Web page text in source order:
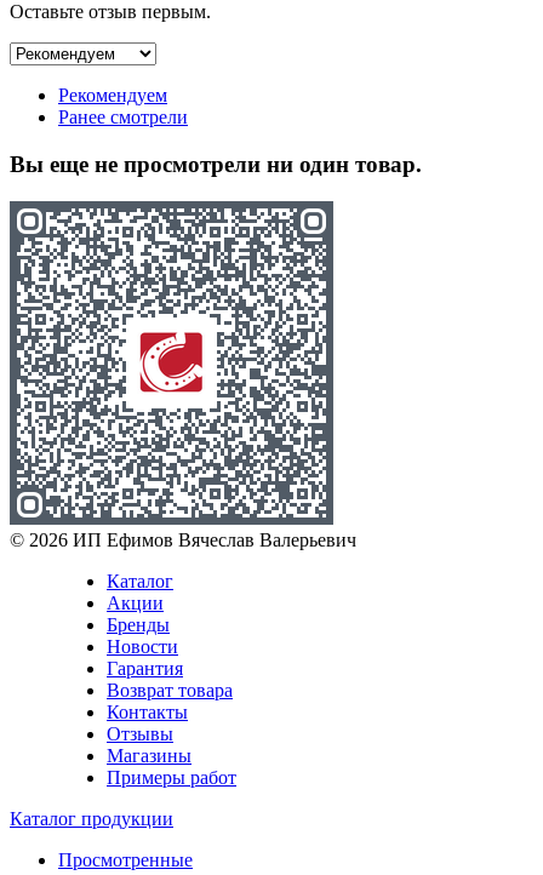
Оставьте отзыв первым.
Рекомендуем
Ранее смотрели
Вы еще не просмотрели ни один товар.
© 2026 ИП Ефимов Вячеслав Валерьевич
Каталог
Акции
Бренды
Новости
Гарантия
Возврат товара
Контакты
Отзывы
Магазины
Примеры работ
Каталог продукции
Просмотренные